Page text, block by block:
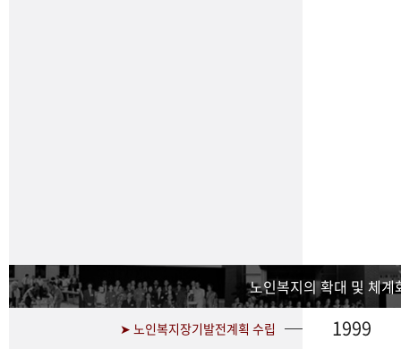
노인복지의 확대 및 체계
➤ 노인복지장기발전계획 수립 1999